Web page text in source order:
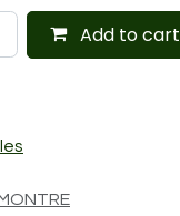
Add to cart